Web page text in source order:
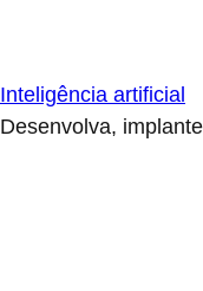
Inteligência artificial
Desenvolva,